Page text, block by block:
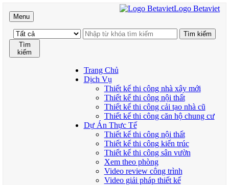
Menu
Logo Betaviet
Tìm
kiếm
Trang Chủ
Dịch Vụ
Thiết kế thi công nhà xây mới
Thiết kế thi công nội thất
Thiết kế thi công cải tạo nhà cũ
Thiết kế thi công căn hộ chung cư
Dự Án Thực Tế
Thiết kế thi công nội thất
Thiết kế thi công kiến trúc
Thiết kế thi công sân vườn
Xem theo phòng
Video review công trình
Video giải pháp thiết kế